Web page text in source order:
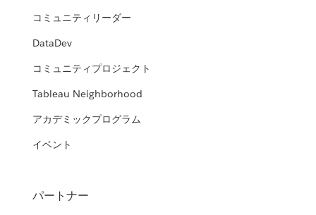
コミュニティリーダー
DataDev
コミュニティプロジェクト
Tableau Neighborhood
アカデミックプログラム
イベント
パートナー